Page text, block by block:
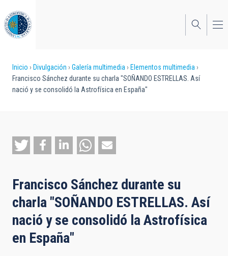
al
contenido
principal
Sobrescribir
enlaces
a
la
navegación
Inicio Divulgación Galería multimedia
Elementos multimedia
Francisco Sánchez durante su charla "SOÑANDO ESTRELLAS. Así
nació y se consolidó la Astrofísica en España"
Francisco Sánchez durante su
charla "SOÑANDO ESTRELLAS. Así
nació y se consolidó la Astrofísica
en España"